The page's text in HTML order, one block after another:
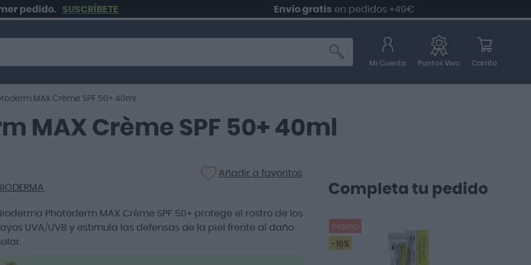
SUSCRÍBETE Envío gratisen pedidos +49€
Mi Cuenta Puntos Vivo Carrito
MAX Crème SPF 50+ 40ml
MAX Crème SPF 50+ 40ml
Añadir a favoritos
Photoderm MAX Crème SPF 50+ protege el rostro de los
UVA/UVB y estimula las defensas de la piel frente al daño
Completa tu pedido
Promo
-16%